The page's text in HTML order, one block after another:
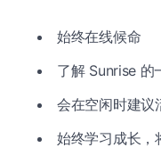
始终在线候命
了解 Sunrise 的
会在空闲时建议
始终学习成长，